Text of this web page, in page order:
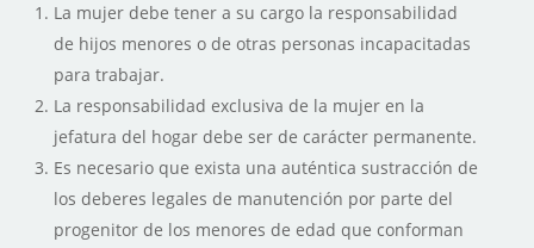
La mujer debe tener a su cargo la responsabilidad
de hijos menores o de otras personas incapacitadas
para trabajar.
La responsabilidad exclusiva de la mujer en la
jefatura del hogar debe ser de carácter permanente.
Es necesario que exista una auténtica sustracción de
los deberes legales de manutención por parte del
progenitor de los menores de edad que conforman